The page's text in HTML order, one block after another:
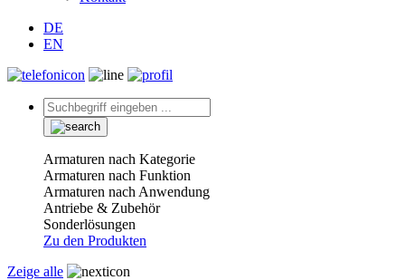
DE
EN
Armaturen nach Kategorie
Armaturen nach Funktion
Armaturen nach Anwendung
Antriebe & Zubehör
Sonderlösungen
Zu den Produkten
Zeige alle